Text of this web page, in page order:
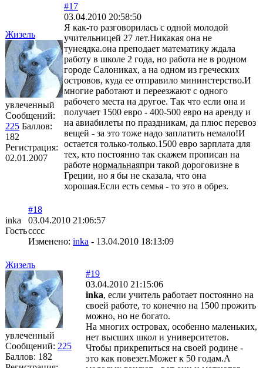
Жизель
увлеченный
Сообщений:
225 Баллов:
182
Регистрация:
02.01.2007
#17
03.04.2010 20:58:50
Я как-то разговорилась с одной молодой
учительницей 27 лет.Никакая она не
тунеядка.она преподает математику ждала
работу в школе 2 года, но работа не в родном
городе Салониках, а на одном из греческих
островов, куда ее отправило мининстерство.И
многие работают и переезжают с одного
рабочего места на другое. Так что если она и
получает 1500 евро - 400-500 евро на аренду и
на авиабилеты по праздникам, да плюс перевоз
вещей - за это тоже надо заплатить немало!И
остается только-только.1500 евро зарплата для
тех, кто постоянно так скажем прописан на
работе нормальнаяпри такой дороговизне в
Греции, но я бы не сказала, что она
хорошая.Если есть семья - то это в обрез.
inka
Гость
#18
03.04.2010 21:06:57
cccc
Изменено: inka - 13.04.2010 18:13:09
Жизель
увлеченный
Сообщений: 225
Баллов: 182
#19
03.04.2010 21:15:06
inka, если учитель работает постоянно на
своей работе, то конечно на 1500 прожить
можно, но не богато.
На многих островах, особенно маленьких,
нет высших школ и университетов.
Чтобы прикрепиться на своей родине -
это как повезет.Может к 50 годам.А